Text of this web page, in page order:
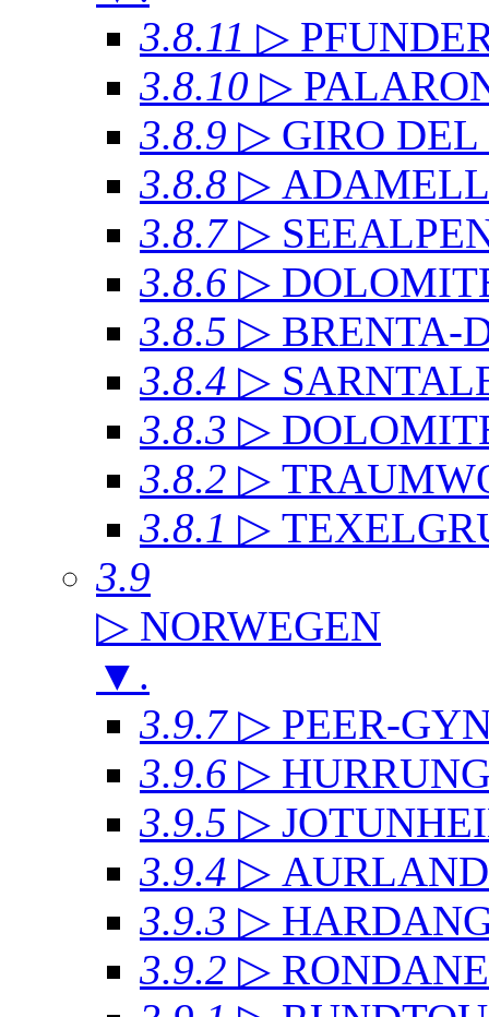
3.8.11 ▷
3.8.10 ▷
3.8.9 ▷ GIRO
3.8.8 ▷
3.8.7 ▷
3.8.6 ▷
3.8.5 ▷ BRENTA-
3.8.4 ▷
3.8.3 ▷
3.8.2 ▷
3.8.1 ▷
3.9
▷ NORWEGEN
▼ .
3.9.7 ▷ PEER-
3.9.6 ▷
3.9.5 ▷
3.9.4 ▷
3.9.3 ▷
3.9.2 ▷